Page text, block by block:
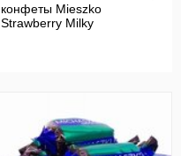
конфеты Mieszko
Strawberry Milky